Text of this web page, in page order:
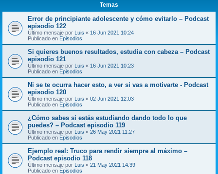
Temas
Error de principiante adolescente y cómo evitarlo – Podcast
episodio 122
Último mensaje por Luis « 16 Jun 2021 10:24
Publicado en Episodios
Si quieres buenos resultados, estudia con cabeza – Podcast
episodio 121
Último mensaje por Luis « 16 Jun 2021 10:23
Publicado en Episodios
Ni se te ocurra hacer esto, a ver si vas a motivarte - Podcast
episodio 120
Último mensaje por Luis « 02 Jun 2021 12:03
Publicado en Episodios
¿Cómo sabes si estás estudiando dando todo lo que
puedes? – Podcast episodio 119
Último mensaje por Luis « 26 May 2021 11:27
Publicado en Episodios
Ejemplo real: Truco para rendir siempre al máximo –
Podcast episodio 118
Último mensaje por Luis « 21 May 2021 14:39
Publicado en Episodios